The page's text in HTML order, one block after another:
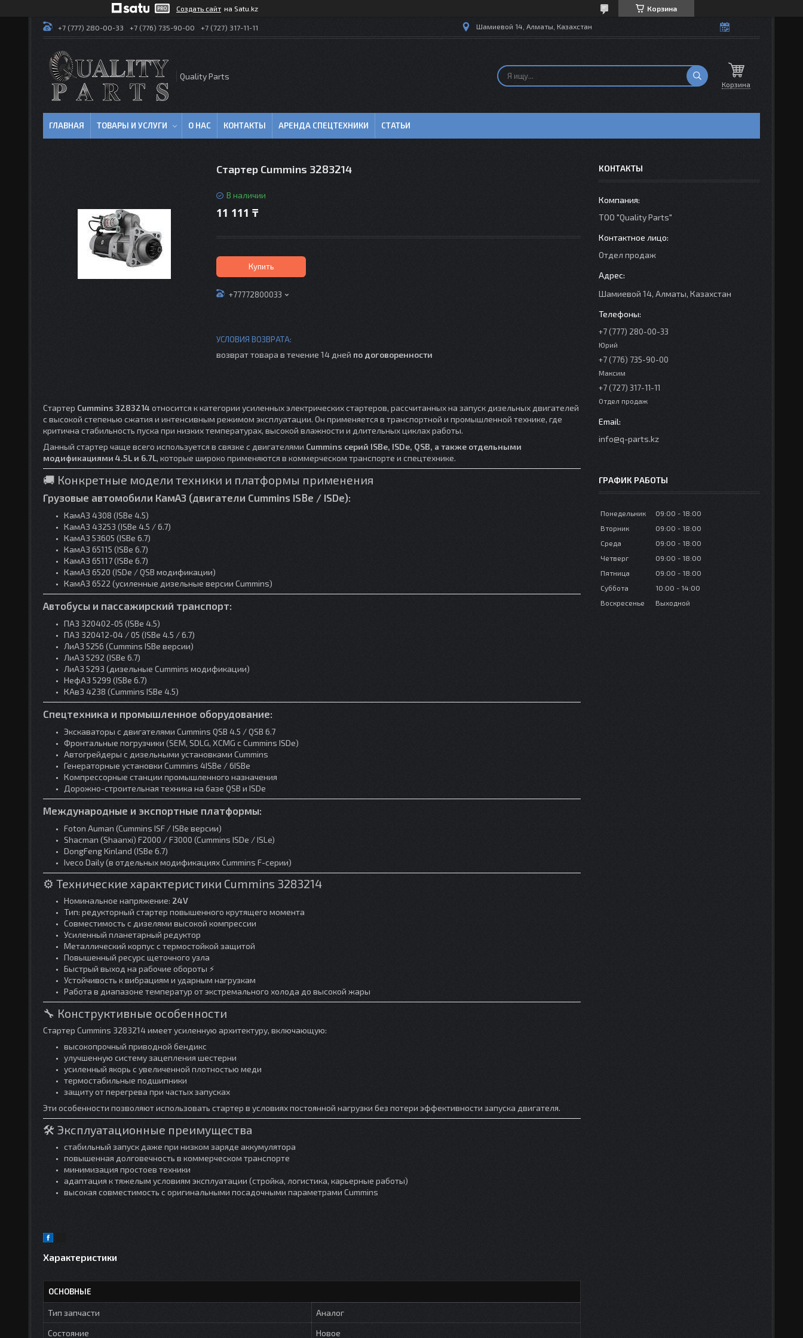
Создать сайт на Satu.kz Корзина
+7 (777) 280-00-33 +7 (776) 735-90-00 +7 (727) 317-11-11 Шамиевой 14, Алматы, Казахстан
Quality Parts
Корзина
ГЛАВНАЯ ТОВАРЫ И УСЛУГИ О НАС КОНТАКТЫ АРЕНДА СПЕЦТЕХНИКИ СТАТЬИ
Стартер Cummins 3283214
В наличии
11 111 ₸
Купить
+77772800033
возврат товара в течение 14 дней по договоренности
Стартер Cummins 3283214 относится к категории усиленных электрических стартеров, рассчитанных на запуск дизельных двигателей
с высокой степенью сжатия и интенсивным режимом эксплуатации. Он применяется в транспортной и промышленной технике, где
критична стабильность пуска при низких температурах, высокой влажности и длительных циклах работы.
Данный стартер чаще всего используется в связке с двигателями Cummins серий ISBe, ISDe, QSB, а также отдельными
модификациями 4.5L и 6.7L, которые широко применяются в коммерческом транспорте и спецтехнике.
🚚 Конкретные модели техники и платформы применения
Грузовые автомобили КамАЗ (двигатели Cummins ISBe / ISDe):
КамАЗ 4308 (ISBe 4.5)
КамАЗ 43253 (ISBe 4.5 / 6.7)
КамАЗ 53605 (ISBe 6.7)
КамАЗ 65115 (ISBe 6.7)
КамАЗ 65117 (ISBe 6.7)
КамАЗ 6520 (ISDe / QSB модификации)
КамАЗ 6522 (усиленные дизельные версии Cummins)
Автобусы и пассажирский транспорт:
ПАЗ 320402-05 (ISBe 4.5)
ПАЗ 320412-04 / 05 (ISBe 4.5 / 6.7)
ЛиАЗ 5256 (Cummins ISBe версии)
ЛиАЗ 5292 (ISBe 6.7)
ЛиАЗ 5293 (дизельные Cummins модификации)
НефАЗ 5299 (ISBe 6.7)
КАвЗ 4238 (Cummins ISBe 4.5)
Спецтехника и промышленное оборудование:
Экскаваторы с двигателями Cummins QSB 4.5 / QSB 6.7
Фронтальные погрузчики (SEM, SDLG, XCMG с Cummins ISDe)
Автогрейдеры с дизельными установками Cummins
Генераторные установки Cummins 4ISBe / 6ISBe
Компрессорные станции промышленного назначения
Дорожно-строительная техника на базе QSB и ISDe
Международные и экспортные платформы:
Foton Auman (Cummins ISF / ISBe версии)
Shacman (Shaanxi) F2000 / F3000 (Cummins ISDe / ISLe)
DongFeng Kinland (ISBe 6.7)
Iveco Daily (в отдельных модификациях Cummins F-серии)
⚙️ Технические характеристики Cummins 3283214
Номинальное напряжение: 24V
Тип: редукторный стартер повышенного крутящего момента
Совместимость с дизелями высокой компрессии
Усиленный планетарный редуктор
Металлический корпус с термостойкой защитой
Повышенный ресурс щеточного узла
Быстрый выход на рабочие обороты ⚡
Устойчивость к вибрациям и ударным нагрузкам
Работа в диапазоне температур от экстремального холода до высокой жары
🔧 Конструктивные особенности
Стартер Cummins 3283214 имеет усиленную архитектуру, включающую:
высокопрочный приводной бендикс
улучшенную систему зацепления шестерни
усиленный якорь с увеличенной плотностью меди
термостабильные подшипники
защиту от перегрева при частых запусках
Эти особенности позволяют использовать стартер в условиях постоянной нагрузки без потери эффективности запуска двигателя.
🛠 Эксплуатационные преимущества
стабильный запуск даже при низком заряде аккумулятора
повышенная долговечность в коммерческом транспорте
минимизация простоев техники
адаптация к тяжелым условиям эксплуатации (стройка, логистика, карьерные работы)
высокая совместимость с оригинальными посадочными параметрами Cummins
Характеристики
ОСНОВНЫЕ
Тип запчасти
Аналог
Состояние
Новое
КОНТАКТЫ
ТОО "Quality Parts"
Отдел продаж
Шамиевой 14, Алматы, Казахстан
+7 (777) 280-00-33
Юрий
+7 (776) 735-90-00
Максим
+7 (727) 317-11-11
Отдел продаж
info@q-parts.kz
ГРАФИК РАБОТЫ
Понедельник 09:00
18:00
Вторник
09:00
18:00
Среда
09:00
18:00
Четверг
09:00
18:00
Пятница
09:00
18:00
Суббота
10:00
14:00
Воскресенье
Выходной